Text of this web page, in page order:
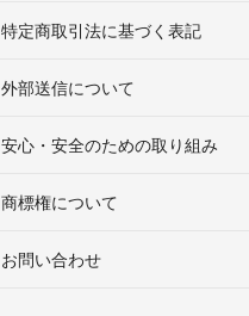
特定商取引法に基づく表記
外部送信について
安心・安全のための取り組み
商標権について
お問い合わせ